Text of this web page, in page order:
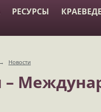
РЕСУРСЫ
→ Новости
–